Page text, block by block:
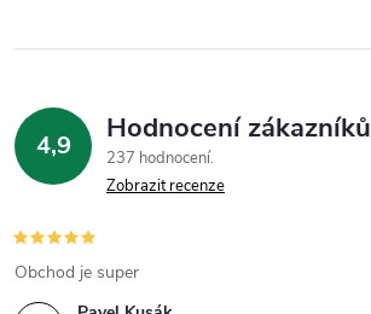
4,9 Hodnocení zákazníků
237 hodnocení
Zobrazit recenze
Obchod je super